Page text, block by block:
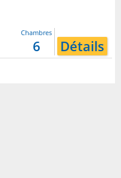
Chambres
6 Détails